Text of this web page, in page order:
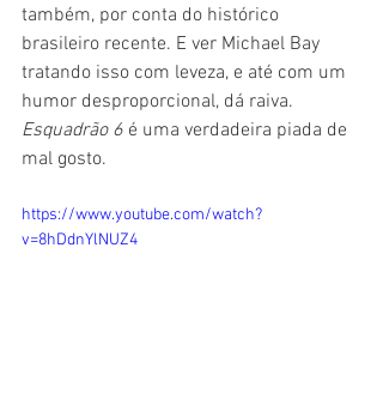
também, por conta do histórico
brasileiro recente. E ver Michael Bay
tratando isso com leveza, e até com um
humor desproporcional, dá raiva.
Esquadrão 6 é uma verdadeira piada de
mal gosto.
https://www.youtube.com/watch?
v=8hDdnYlNUZ4